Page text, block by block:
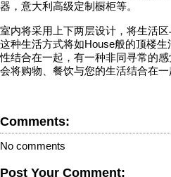
器，意大利高级定制橱柜等。
室内将采用上下两层设计，将生活
这种生活方式将如House般的顶楼
性结合在一起，有一种非同寻常的
会将购物、餐饮与您的生活结合在一
Comments:
No comments
Post Your Comment: